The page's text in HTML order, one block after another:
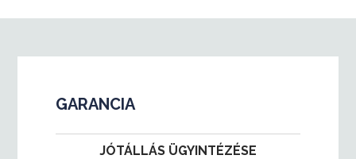
GARANCIA
JÓTÁLLÁS ÜGYINTÉZÉSE